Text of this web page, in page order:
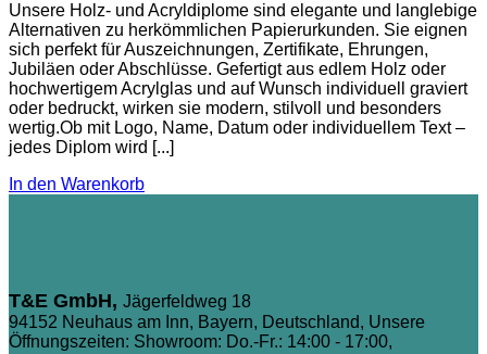
Unsere Holz- und Acryldiplome sind elegante und langlebige
Alternativen zu herkömmlichen Papierurkunden. Sie eignen
sich perfekt für Auszeichnungen, Zertifikate, Ehrungen,
Jubiläen oder Abschlüsse. Gefertigt aus edlem Holz oder
hochwertigem Acrylglas und auf Wunsch individuell graviert
oder bedruckt, wirken sie modern, stilvoll und besonders
wertig.Ob mit Logo, Name, Datum oder individuellem Text –
jedes Diplom wird [...]
In den Warenkorb
T&E GmbH, Jägerfeldweg 18
94152 Neuhaus am Inn, Bayern, Deutschland, Unsere
Öffnungszeiten: Showroom: Do.-Fr.: 14:00 - 17:00,